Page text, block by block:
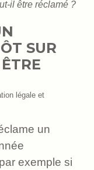
il être réclamé ?
SUR
légale et
un
exemple si